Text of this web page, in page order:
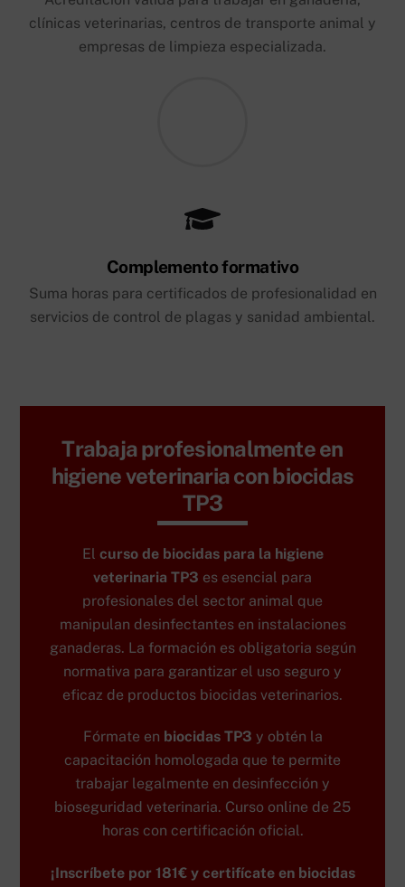
clínicas veterinarias, centros de transporte animal y
empresas de limpieza especializada.
Complemento formativo
Suma horas para certificados de profesionalidad en
servicios de control de plagas y sanidad ambiental.
Trabaja profesionalmente en
higiene veterinaria con biocidas
TP3
El curso de biocidas para la higiene
veterinaria TP3 es esencial para
profesionales del sector animal que
manipulan desinfectantes en instalaciones
ganaderas. La formación es obligatoria según
normativa para garantizar el uso seguro y
eficaz de productos biocidas veterinarios.
Fórmate en biocidas TP3 y obtén la
capacitación homologada que te permite
trabajar legalmente en desinfección y
bioseguridad veterinaria. Curso online de 25
horas con certificación oficial.
¡Inscríbete por 181€ y certifícate en biocidas